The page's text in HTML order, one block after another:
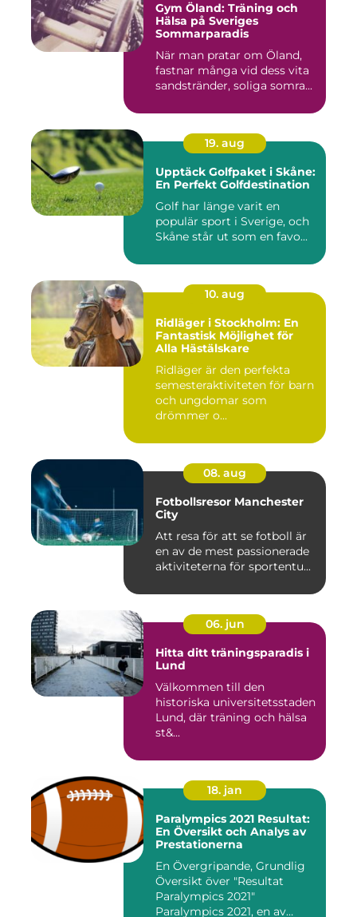
Gym Öland: Träning och
Hälsa på Sveriges
Sommarparadis
När man pratar om Öland,
fastnar många vid dess vita
sandstränder, soliga somra...
19. aug
Upptäck Golfpaket i Skåne:
En Perfekt Golfdestination
Golf har länge varit en
populär sport i Sverige, och
Skåne står ut som en favo...
10. aug
Ridläger i Stockholm: En
Fantastisk Möjlighet för
Alla Hästälskare
Ridläger är den perfekta
semesteraktiviteten för barn
och ungdomar som
drömmer o...
08. aug
Fotbollsresor Manchester
City
Att resa för att se fotboll är
en av de mest passionerade
aktiviteterna för sportentu...
06. jun
Hitta ditt träningsparadis i
Lund
Välkommen till den
historiska universitetsstaden
Lund, där träning och hälsa
st&...
18. jan
Paralympics 2021 Resultat:
En Översikt och Analys av
Prestationerna
En Övergripande, Grundlig
Översikt över "Resultat
Paralympics 2021"
Paralympics 2021, en av